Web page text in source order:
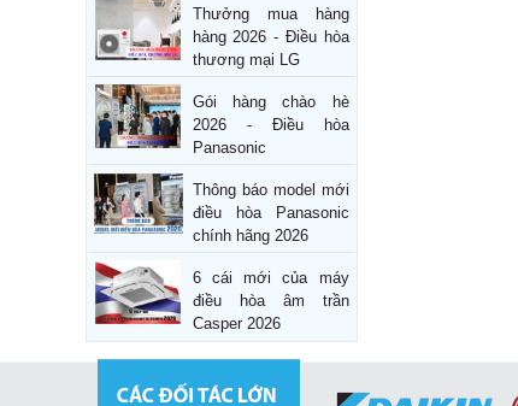
Thưởng mua hàng
hàng 2026 - Điều hòa
thương mại LG
Gói hàng chào hè
2026 - Điều hòa
Panasonic
Thông báo model mới
điều hòa Panasonic
chính hãng 2026
6 cái mới của máy
điều hòa âm trần
Casper 2026